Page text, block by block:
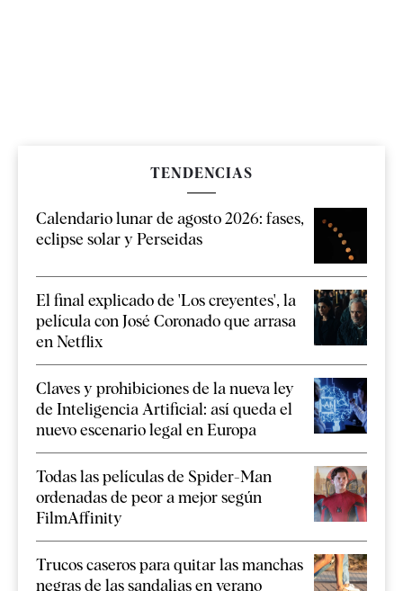
TENDENCIAS
Calendario lunar de agosto 2026: fases,
eclipse solar y Perseidas
El final explicado de 'Los creyentes', la
película con José Coronado que arrasa
en Netflix
Claves y prohibiciones de la nueva ley
de Inteligencia Artificial: así queda el
nuevo escenario legal en Europa
Todas las películas de Spider-Man
ordenadas de peor a mejor según
FilmAffinity
Trucos caseros para quitar las manchas
negras de las sandalias en verano